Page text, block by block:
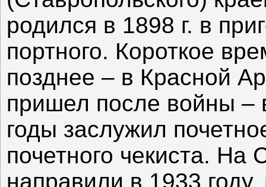
родился в 1898 г. в
портного. Короткое
позднее – в Красной
пришел после войны –
годы заслужил
почетного чекиста. На
направили в 1933